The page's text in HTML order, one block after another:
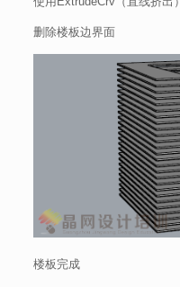
删除楼板边界面
楼板完成